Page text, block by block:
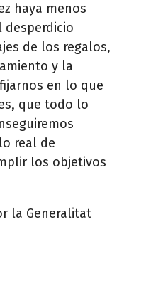
haya menos
desperdicio
de los regalos,
y la
en lo que
que todo lo
real de
los objetivos
la Generalitat